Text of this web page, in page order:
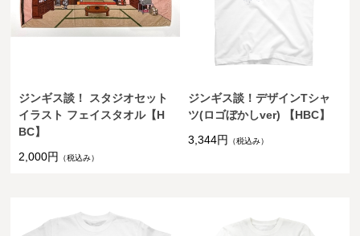
ジンギス談！ スタジオセット
イラスト フェイスタオル【H
BC】
2,000円
（税込み）
ジンギス談！デザインTシャ
ツ(ロゴぼかしver) 【HBC】
3,344円
（税込み）